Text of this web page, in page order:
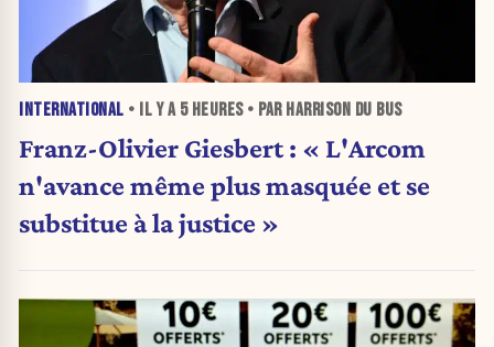
INTERNATIONAL • IL Y A 5 HEURES• PAR HARRISON DU BUS
Franz-Olivier Giesbert : « L'Arcom
n'avance même plus masquée et se
substitue à la justice »